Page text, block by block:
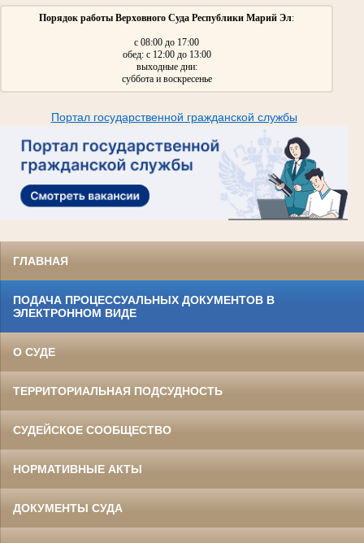
Порядок работы Верховного Суда Республики Марий Эл:
с 08:00 до 17:00
обед: с 12:00 до 13:00
выходные дни:
суббота и воскресенье
Портал государственной гражданской службы
ГЛАВНАЯ
ПОДАЧА ПРОЦЕССУАЛЬНЫХ ДОКУМЕНТОВ В
ЭЛЕКТРОННОМ ВИДЕ
О СУДЕ
ТЕРРИТОРИАЛЬНАЯ ПОДСУДНОСТЬ
СУДЕЙСКОЕ СООБЩЕСТВО
НОРМАТИВНЫЕ АКТЫ
ДОКУМЕНТЫ СУДА